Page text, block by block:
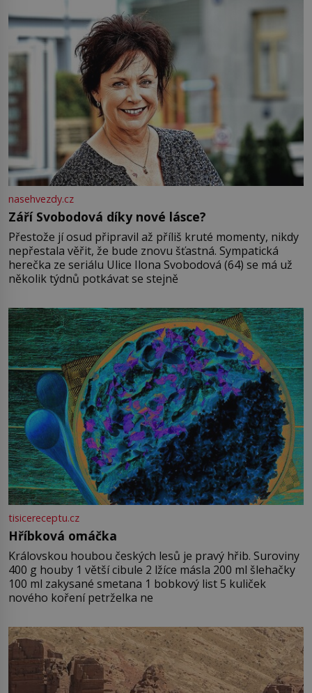
nasehvezdy.cz
Září Svobodová díky nové lásce?
Přestože jí osud připravil až příliš kruté momenty, nikdy
nepřestala věřit, že bude znovu šťastná. Sympatická
herečka ze seriálu Ulice Ilona Svobodová (64) se má už
několik týdnů potkávat se stejně
tisicereceptu.cz
Hříbková omáčka
Královskou houbou českých lesů je pravý hřib. Suroviny
400 g houby 1 větší cibule 2 lžíce másla 200 ml šlehačky
100 ml zakysané smetana 1 bobkový list 5 kuliček
nového koření petrželka ne